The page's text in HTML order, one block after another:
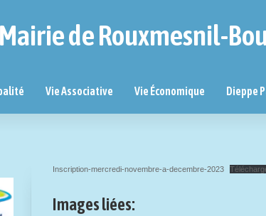
Mairie de Rouxmesnil-
Vie Associative Vie Économique Dieppe
Inscription-mercredi-novembre-a-decembre-2023
Images liées: